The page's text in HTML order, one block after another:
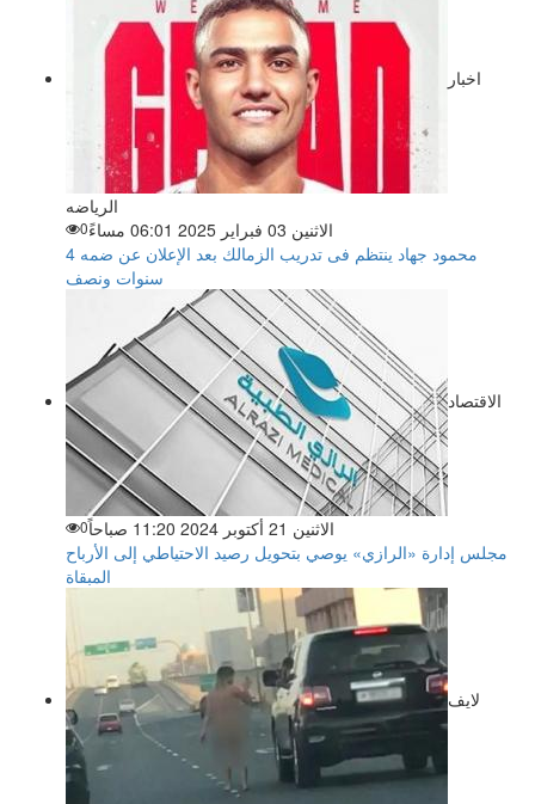
اخبار
الرياضه
الاثنين 03 فبراير 2025 06:01 مساءً
0
محمود جهاد ينتظم فى تدريب الزمالك بعد الإعلان عن ضمه 4
سنوات ونصف
الاقتصاد
الاثنين 21 أكتوبر 2024 11:20 صباحاً 0
مجلس إدارة «الرازي» يوصي بتحويل رصيد الاحتياطي إلى الأرباح
المبقاة
لايف